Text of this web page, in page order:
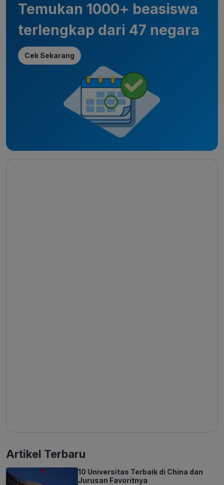
Temukan 1000+ beasiswa
terlengkap dari 47 negara
Cek Sekarang
Artikel Terbaru
10 Universitas Terbaik di China dan
Jurusan Favoritnya